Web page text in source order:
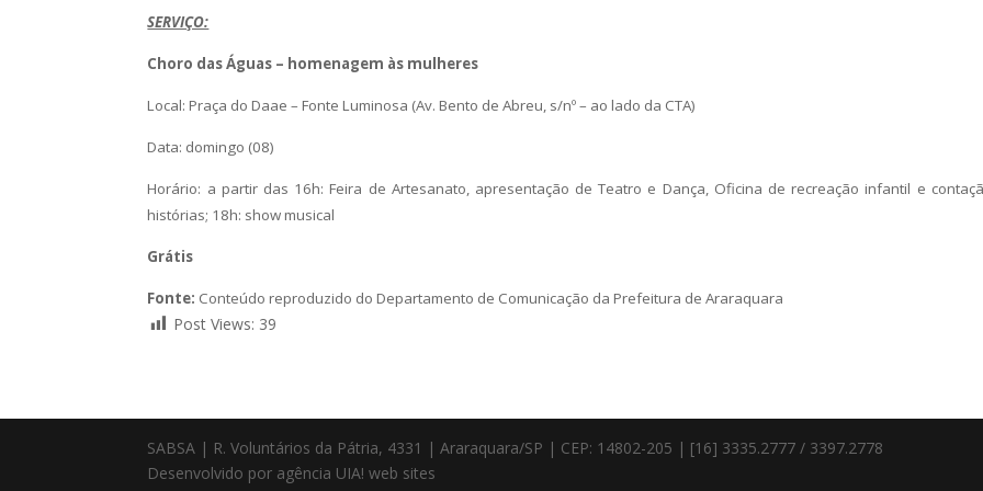
SERVIÇO:
Choro das Águas – homenagem às mulheres
Local: Praça do Daae – Fonte Luminosa (Av. Bento de Abreu, s/nº – ao lado da CTA)
Data: domingo (08)
Horário: a partir das 16h: Feira de Artesanato, apresentação de Teatro e Dança, Oficina de recreação infantil e
histórias; 18h: show musical
Grátis
Fonte: Conteúdo reproduzido do Departamento de Comunicação da Prefeitura de Araraquara
Post Views: 39
SABSA | R. Voluntários da Pátria, 4331 | Araraquara/SP | CEP: 14802-205 | [16] 3335.2777 / 3397.2778
Desenvolvido por agência UIA! web sites